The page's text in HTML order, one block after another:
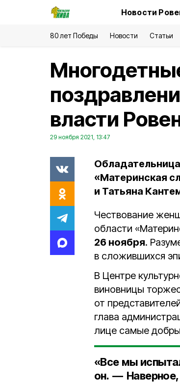
Новости
80 лет Победы Новости Статьи
власти
29 ноября 2021, 13:47
«Материнская
и Татьяна
Чествование
области
26 ноября.
в сложившихся
В Центре
виновницы
от
глава
лице самые
«Все мы
он. —